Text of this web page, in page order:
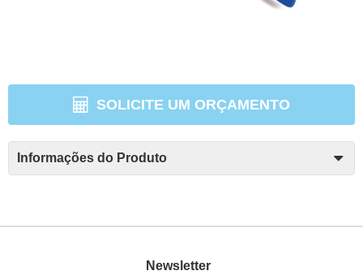
SOLICITE UM ORÇAMENTO
Informações do Produto
Newsletter